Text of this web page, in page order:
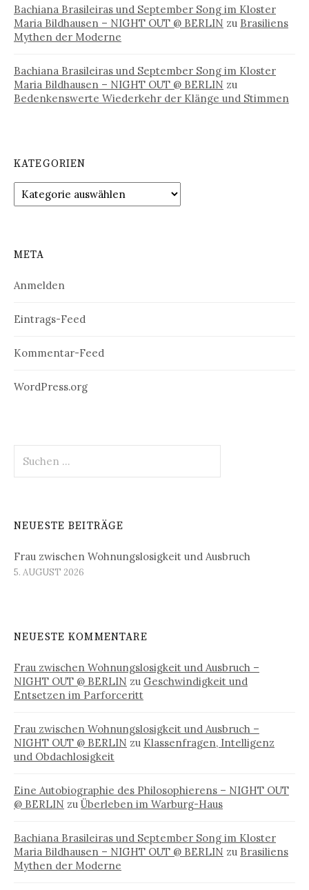
Bachiana Brasileiras und September Song im Kloster
Maria Bildhausen – NIGHT OUT @ BERLIN zu Brasiliens
Mythen der Moderne
Bachiana Brasileiras und September Song im Kloster
Maria Bildhausen – NIGHT OUT @ BERLIN zu
Bedenkenswerte Wiederkehr der Klänge und Stimmen
KATEGORIEN
Kategorien
META
Anmelden
Eintrags-Feed
Kommentar-Feed
WordPress.org
nach:
NEUESTE BEITRÄGE
Frau zwischen Wohnungslosigkeit und Ausbruch
5. AUGUST 2026
NEUESTE KOMMENTARE
Frau zwischen Wohnungslosigkeit und Ausbruch –
NIGHT OUT @ BERLIN zu Geschwindigkeit und
Entsetzen im Parforceritt
Frau zwischen Wohnungslosigkeit und Ausbruch –
NIGHT OUT @ BERLIN zu Klassenfragen, Intelligenz
und Obdachlosigkeit
Eine Autobiographie des Philosophierens – NIGHT OUT
@ BERLIN zu Überleben im Warburg-Haus
Bachiana Brasileiras und September Song im Kloster
Maria Bildhausen – NIGHT OUT @ BERLIN zu Brasiliens
Mythen der Moderne